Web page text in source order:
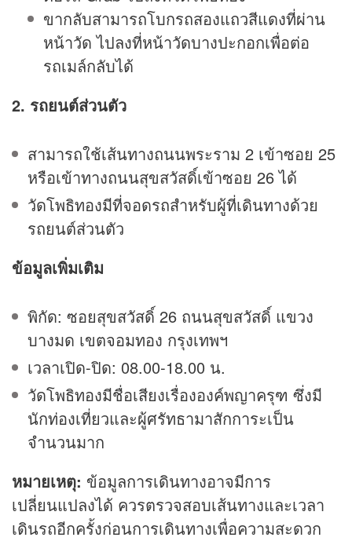
ขากลับสามารถโบกรถสองแถวสีแดงที่ผ่าน
หน้าวัด ไปลงที่หน้าวัดบางปะกอกเพื่อต่อ
รถเมล์กลับได้
2. รถยนต์ส่วนตัว
สามารถใช้เส้นทางถนนพระราม 2 เข้าซอย 25
หรือเข้าทางถนนสุขสวัสดิ์เข้าซอย 26 ได้
วัดโพธิทองมีที่จอดรถสำหรับผู้ที่เดินทางด้วย
รถยนต์ส่วนตัว
ข้อมูลเพิ่มเติม
พิกัด: ซอยสุขสวัสดิ์ 26 ถนนสุขสวัสดิ์ แขวง
บางมด เขตจอมทอง กรุงเทพฯ
เวลาเปิด-ปิด: 08.00-18.00 น.
วัดโพธิทองมีชื่อเสียงเรื่ององค์พญาครุฑ ซึ่งมี
นักท่องเที่ยวและผู้ศรัทธามาสักการะเป็น
จำนวนมาก
หมายเหตุ: ข้อมูลการเดินทางอาจมีการ
เปลี่ยนแปลงได้ ควรตรวจสอบเส้นทางและเวลา
เดินรถอีกครั้งก่อนการเดินทางเพื่อความสะดวก